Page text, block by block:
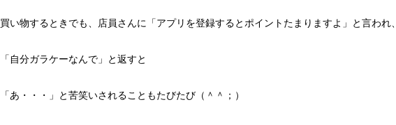
買い物するときでも、店員さんに「アプリを登録するとポイントたまりますよ」と言われ、
「自分ガラケーなんで」と返すと
「あ・・・」と苦笑いされることもたびたび（＾＾；）